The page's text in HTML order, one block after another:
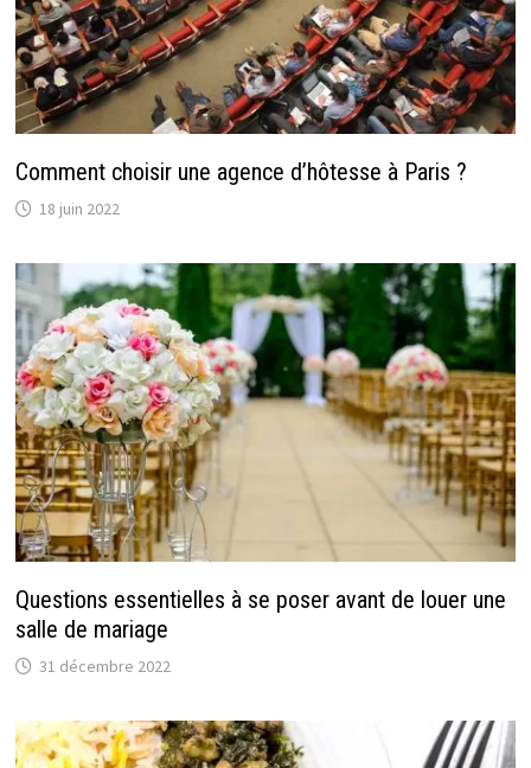
Comment choisir une agence d’hôtesse à Paris ?
18 juin 2022
Questions essentielles à se poser avant de louer une
salle de mariage
31 décembre 2022